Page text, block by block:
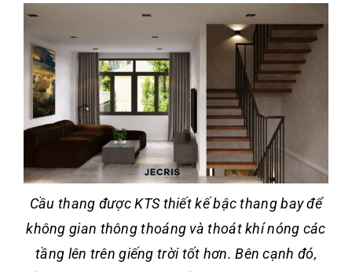
Cầu thang được KTS thiết kế bậc thang bay để
không gian thông thoáng và thoát khí nóng các
tầng lên trên giếng trời tốt hơn. Bên cạnh đó,